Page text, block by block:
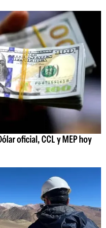
oficial, CCL y MEP hoy